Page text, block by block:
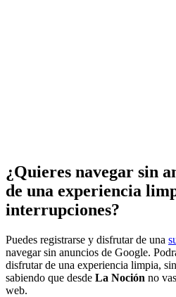
¿Quieres navegar sin
de una experiencia
interrupciones?
Puedes registrarse y disfrutar de una
navegar sin anuncios de Google.
disfrutar de una experiencia limpia,
sabiendo que desde La Noción no
web.